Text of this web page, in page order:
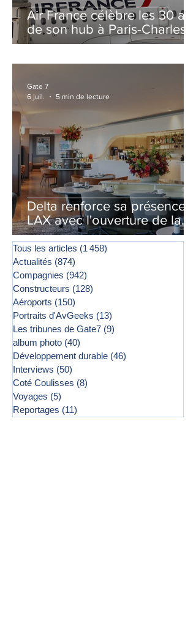
Air France célèbre les 30 ans
de son hub à Paris-Charles
de Gaulle
Delta renforce sa présence à
LAX avec l'ouverture de la
première phase d'un second
salon Delta One
Gate 7
6 juil.
5 min de lecture
Tous les articles (1 458)
Actualités (874)
Compagnies (942)
Constructeurs (128)
Aéroports (150)
Portraits d'AvGeeks (13)
Les tribunes de Gate7 (9)
album photo (40)
Développement durable (46)
Interviews (50)
Coté Coulisses (8)
Voyages (5)
Reportages (11)